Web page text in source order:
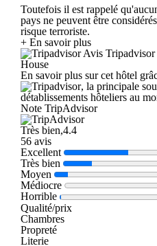
Toutefois il est rappelé
pays ne peuvent être
risque terroriste.
+ En savoir plus
Avis Tripadvisor
House
En savoir plus sur cet hôtel
, la principale
détablissements hôteliers au
Note TripAdvisor
Très bien,4.4
56 avis
Excellent
Très bien
Moyen
Médiocre
Horrible
Qualité/prix
Chambres
Propreté
Literie